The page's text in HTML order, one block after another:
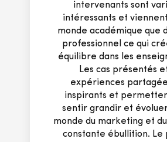
intervenants sont
intéressants et
monde académique que
professionnel ce qui
équilibre dans les
Les cas présentés
expériences
inspirants et
sentir grandir et
monde du marketing et
constante ébullition. Le